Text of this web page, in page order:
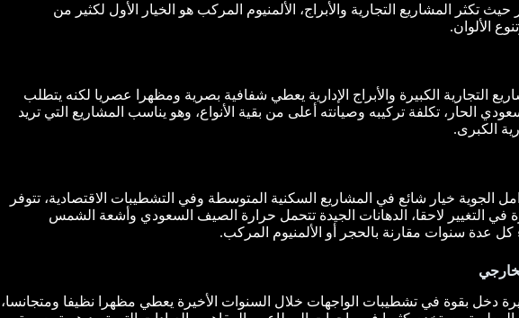
تكثر المشاريع التجارية والأبراج، الألمنيوم المركب هو الخيار الأول لكثير من
الألوان.
التجارية الكبيرة والأبراج الإدارية يعطي شفافية بصرية ومظهرا عصريا لكنه يتطلب
الحار، تكلفة تركيبه وصيانته أعلى من بقية الأنواع، وهو يناسب المشاريع التي تريد
الكبرى.
الجوية خيار شائع في المشاريع السكنية المتوسطة وفي التشطيبات الاقتصادية، تتوفر
في التغيير لاحقا، الدهانات الجيدة تتحمل حرارة الصيف السعودي وأشعة الشمس
كل عدة سنوات مقارنة بالحجر أو الألمنيوم المركب.
دخل بقوة في تشطيبات الواجهات خلال السنوات الأخيرة يعطي مظهرا نظيفا ومتجانسا،